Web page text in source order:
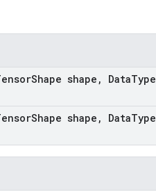
Shape shape , DataType
Shape shape , DataType